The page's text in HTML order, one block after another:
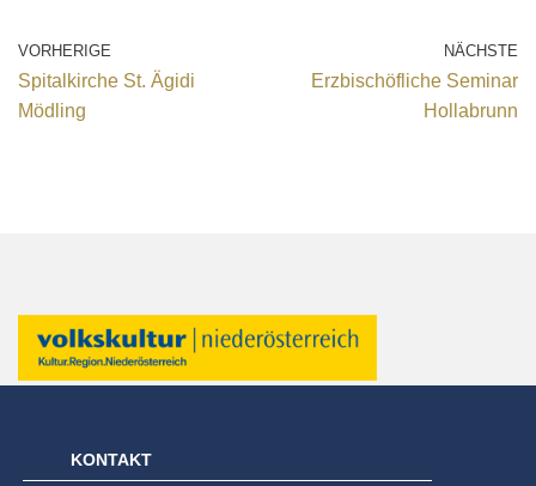
VORHERIGE
Spitalkirche St. Ägidi
Mödling
NÄCHSTE
Erzbischöfliche Seminar
Hollabrunn
KONTAKT